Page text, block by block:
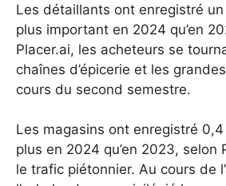
Les détaillants ont enregistré
plus important en 2024 qu’en
Placer.ai, les acheteurs se
chaînes d’épicerie et les
cours du second semestre.
Les magasins ont enregistré
plus en 2024 qu’en 2023, selon
le trafic piétonnier. Au cours de